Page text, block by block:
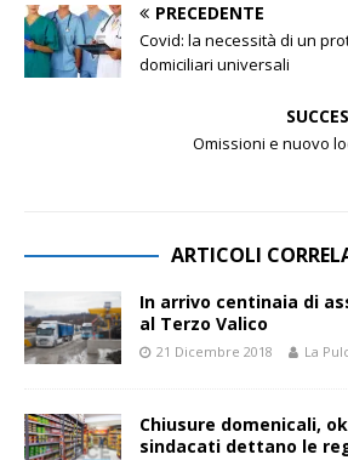
PRECEDENTE
Covid: la necessità di un
domiciliari universali
Omissioni e nuovo
ARTICOLI
In arrivo centinaia di
al Terzo Valico
21 Dicembre 2018 La
Chiusure domenicali,
sindacati dettano le